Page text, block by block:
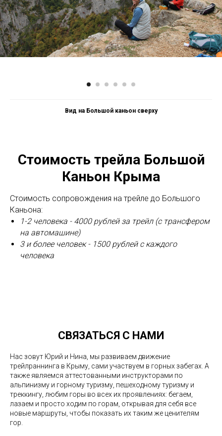
Вид на Большой каньон сверху
Стоимость трейла Большой
Каньон Крыма
Стоимость сопровождения на трейле до Большого
Каньона:
1-2 человека - 4000 рублей за трейл (с трансфером
на автомашине)
3 и более человек - 1500 рублей с каждого
человека
СВЯЗАТЬСЯ С НАМИ
Нас зовут Юрий и Нина, мы развиваем движение
трейлраннинга в Крыму, сами участвуем в горных забегах. А
также являемся аттестованными инструкторами по
альпинизму и горному туризму, пешеходному туризму и
треккингу, любим горы во всех их проявлениях: бегаем,
лазаем и просто ходим по горам, открывая для себя все
новые маршруты, чтобы показать их таким же ценителям
гор.